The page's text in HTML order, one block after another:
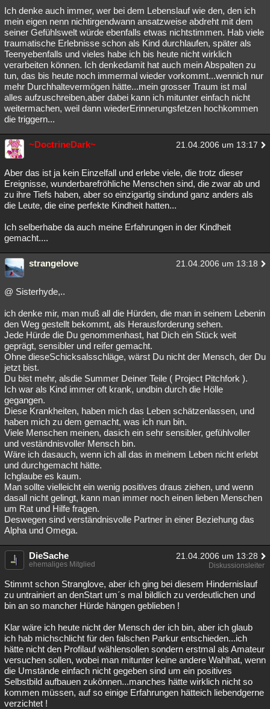
Ich denke auch immer, wer bei dem Lebenslauf wie den, den ich
mein eigen nenn nichtirgendwann ansatzweise abdreht mit dem
seiner Gefühlswelt würde ebenfalls etwas nichtstimmen. Hab viele
traumatische Erlebnisse schon als Kind durchlaufen, später als
Teenyebenfalls und vieles habe ich bis heute nicht wirklich
verarbeiten können. Ich denkedamit hat auch mein Abspalten zu
tun, das bis heute noch immermal wieder vorkommt...wennich nur
mehr Durchhaltevermögen hätte...mein grosser Traum ist mal
alles aufzuschreiben,aber dabei kann ich mitunter einfach nicht
weitermachen, weil dann wiederErinnerungsfetzen hochkommen
die triggern...
~DoctrineDark~ 21.04.2006 um 13:17
Aber das ist ja kein Einzelfall und erlebe viele, die trotz dieser
Ereignisse, wunderbarefröhliche Menschen sind, die zwar ab und
zu ihre Tiefs haben, aber so einzigartig sindund ganz anders als
die Leute, die eine perfekte Kindheit hatten...
Ich selberhabe da auch meine Erfahrungen in der Kindheit
gemacht....
strangelove 21.04.2006 um 13:18
@ Sisterhyde,..
ich denke mir, man muß all die Hürden, die man in seinem Lebenin
den Weg gestellt bekommt, als Herausforderung sehen.
Jede Hürde die Du genommenhast, hat Dich ein Stück weit
geprägt, sensibler und reifer gemacht.
Ohne dieseSchicksalsschläge, wärst Du nicht der Mensch, der Du
jetzt bist.
Du bist mehr, alsdie Summer Deiner Teile ( Project Pitchfork ).
Ich war als Kind immer oft krank, undbin durch die Hölle
gegangen.
Diese Krankheiten, haben mich das Leben schätzenlassen, und
haben mich zu dem gemacht, was ich nun bin.
Viele Menschen meinen, dasich ein sehr sensibler, gefühlvoller
und veständnisvoller Mensch bin.
Wäre ich dasauch, wenn ich all das in meinem Leben nicht erlebt
und durchgemacht hätte.
Ichglaube es kaum.
Man sollte vielleicht ein wenig positives draus ziehen, und wenn
dasall nicht gelingt, kann man immer noch einen lieben Menschen
um Rat und Hilfe fragen.
Deswegen sind verständnisvolle Partner in einer Beziehung das
Alpha und Omega.
DieSache 21.04.2006 um 13:28
ehemaliges Mitglied Diskussionsleiter
Stimmt schon Stranglove, aber ich ging bei diesem Hindernislauf
zu untrainiert an denStart um´s mal bildlich zu verdeutlichen und
bin an so mancher Hürde hängen geblieben !
Klar wäre ich heute nicht der Mensch der ich bin, aber ich glaub
ich hab michschlicht für den falschen Parkur entschieden...ich
hätte nicht den Profilauf wählensollen sondern erstmal als Amateur
versuchen sollen, wobei man mitunter keine andere Wahlhat, wenn
die Umstände einfach nicht gegeben sind um ein positives
Selbstbild aufbauen zukönnen...manches hätte wirklich nicht so
kommen müssen, auf so einige Erfahrungen hätteich liebendgerne
verzichtet !